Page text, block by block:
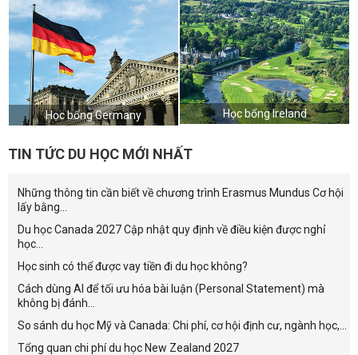
Học bổng Germany Học bổng Ireland
TIN TỨC DU HỌC MỚI NHẤT
Những thông tin cần biết về chương trình Erasmus Mundus Cơ hội
lấy bằng...
Du học Canada 2027 Cập nhật quy định về điều kiện được nghỉ
học...
Học sinh có thể được vay tiền đi du học không?
Cách dùng AI để tối ưu hóa bài luận (Personal Statement) mà
không bị đánh...
So sánh du học Mỹ và Canada: Chi phí, cơ hội định cư, ngành học,...
Tổng quan chi phí du học New Zealand 2027